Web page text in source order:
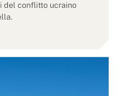
del conflitto ucraino